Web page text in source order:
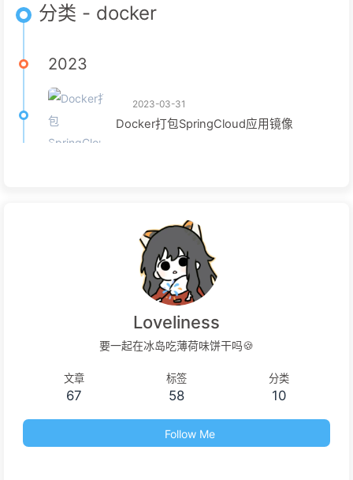
分类 - docker
2023
2023-03-31
Docker打包SpringCloud应用镜像
Loveliness
要一起在冰岛吃薄荷味饼干吗🍪
文章
67
标签
58
分类
10
Follow Me